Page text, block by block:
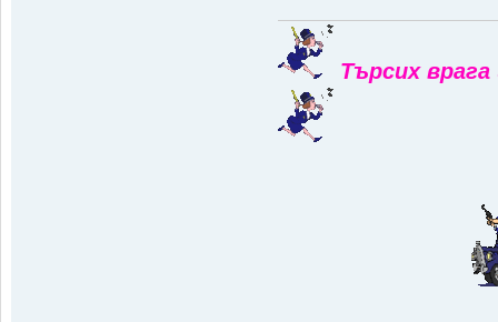
Търсих